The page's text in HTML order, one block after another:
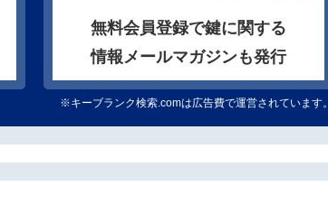
無料会員登録で鍵に関する
情報メールマガジンも発行
※キーブランク検索.comは広告費で運営されています。